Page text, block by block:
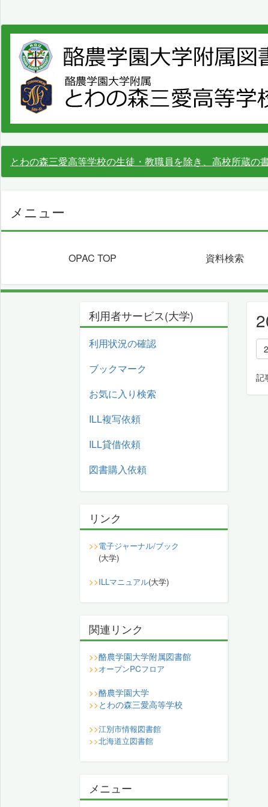
とわの森三愛高等学校の生徒・教職員を除き、高校所蔵の
メニュー
OPAC TOP 資料検索
記
利用者サービス(大学)
利用状況の確認
ブックマーク
お気に入り検索
ILL複写依頼
ILL貸借依頼
図書購入依頼
リンク
>>電子ジャーナル/ブック
(大学)
>>ILLマニュアル(大学)
関連リンク
>>酪農学園大学附属図書館
>>オープンPCフロア
>>酪農学園大学
>> とわの森三愛高等学校
>>江別市情報図書館
>>北海道立図書館
メニュー